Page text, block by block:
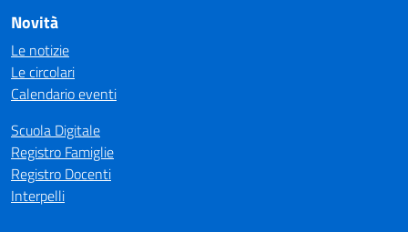
Novità
Le notizie
Le circolari
Calendario eventi
Scuola Digitale
Registro Famiglie
Registro Docenti
Interpelli